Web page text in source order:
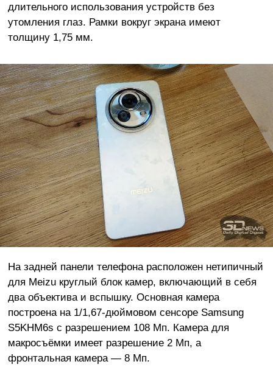
длительного использования устройств без
утомления глаз. Рамки вокруг экрана имеют
толщину 1,75 мм.
На задней панели телефона расположен нетипичный
для Meizu круглый блок камер, включающий в себя
два объектива и вспышку. Основная камера
построена на 1/1,67-дюймовом сенсоре Samsung
S5KHM6s с разрешением 108 Мп. Камера для
макросъёмки имеет разрешение 2 Мп, а
фронтальная камера — 8 Мп.